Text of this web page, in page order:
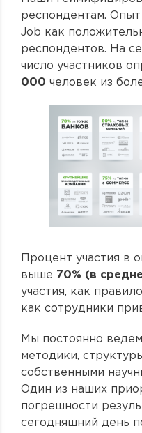
респондентам.
Job как
респондентов. На
число участников
000 человек из
Процент участия в
выше 70% (в
участия, как
как сотрудники
Мы постоянно
методики,
собственными
Один из наших
погрешности
сегодняшний день